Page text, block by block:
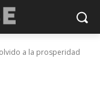
a la prosperidad